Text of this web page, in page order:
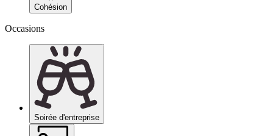
Cohésion
Occasions
Soirée d'entreprise